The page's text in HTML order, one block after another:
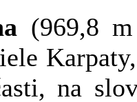
(969,8
na